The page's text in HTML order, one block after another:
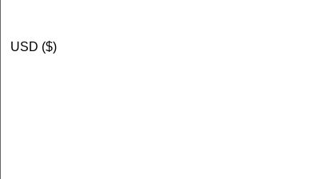
USD ($)